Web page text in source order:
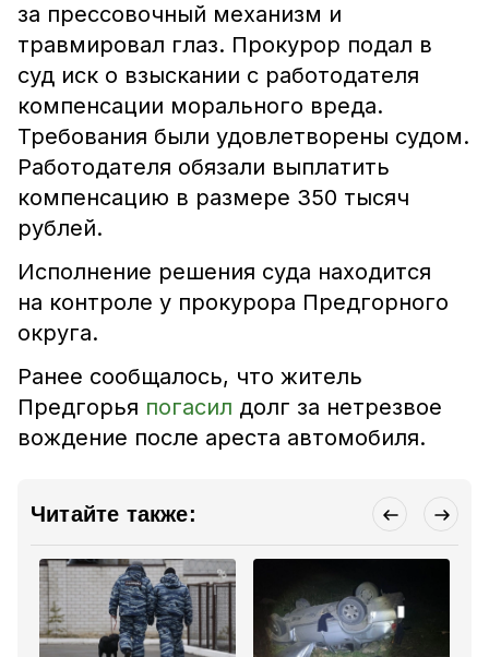
за прессовочный механизм и
травмировал глаз. Прокурор подал в
суд иск о взыскании с работодателя
компенсации морального вреда.
Требования были удовлетворены судом.
Работодателя обязали выплатить
компенсацию в размере 350 тысяч
рублей.
Исполнение решения суда находится
на контроле у прокурора Предгорного
округа.
Ранее сообщалось, что житель
Предгорья погасил долг за нетрезвое
вождение после ареста автомобиля.
Читайте также: